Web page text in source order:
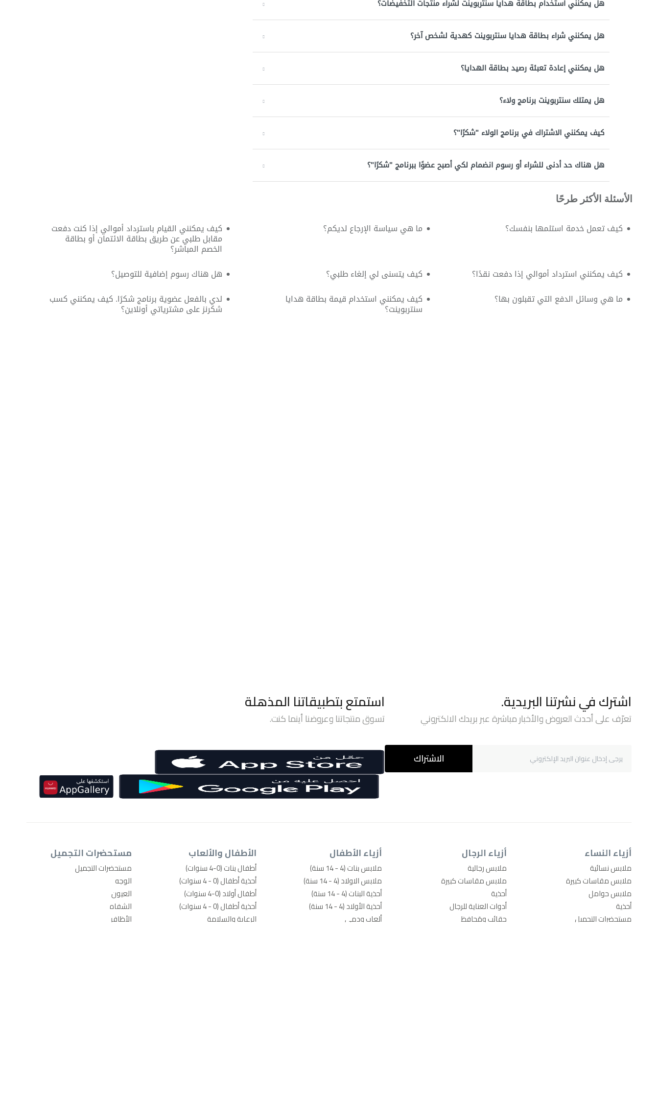
هل يمكنني استخدام بطاقة هدايا سنتربوينت لشراء منتجات التخفيضات؟
هل يمكنني شراء بطاقة هدايا سنتربوينت كهدية لشخص آخر؟
هل يمكنني إعادة تعبئة رصيد بطاقة الهدايا؟
هل يمتلك سنتربوينت برنامج ولاء؟
كيف يمكنني الاشتراك في برنامج الولاء "شكرًا"؟
هل هناك حد أدنى للشراء أو رسوم انضمام لكي أصبح عضوًا ببرنامج "شكرًا"؟
الأسئلة الأكثر طرحًا
كيف تعمل خدمة استلمها بنفسك؟ ما هي سياسة الإرجاع لديكم؟ كيف يمكنني القيام باسترداد أموالي إذا كنت دفعت
مقابل طلبي عن طريق بطاقة الائتمان أو بطاقة
الخصم المباشر؟
كيف يمكنني استرداد أموالي إذا دفعت نقدًا؟
كيف يتسنى لي إلغاء طلبي؟
هل هناك رسوم إضافية للتوصيل؟
ما هي وسائل الدفع التي تقبلون بها؟
كيف يمكنني استخدام قيمة بطاقة هدايا
سنتربوينت؟
لدي بالفعل عضوية برنامج شكرًا. كيف يمكنني كسب
شكرنز على مشترياتي أونلاين؟
اشترك في نشرتنا البريدية.
تعرّف على أحدث العروض والأخبار مباشرة عبر بريدك الالكتروني
الاشتراك
استمتع بتطبيقاتنا المذهلة
تسوق منتجاتنا وعروضنا أينما كنت.
أزياء النساء
ملابس نسائية
ملابس مقاسات كبيرة
ملابس حوامل
أحذية
مستحضرات التجميل
أزياء الرجال
ملابس رجالية
ملابس مقاسات كبيرة
أحذية
أدوات العناية للرجال
حقائب ومَحافِظ
أزياء الأطفال
ملابس بنات (4 - 14 سنة)
ملابس الاولاد (4 - 14 سنة)
أحذية البنات (4 - 14 سنة)
أحذية الأولاد (4 - 14 سنة)
ألعاب ودمى
الأطفال والألعاب
أطفال بنات (0-4 سنوات)
أحذية أطفال (0 - 4 سنوات)
أطفال أولاد (0-4 سنوات)
أحذية أطفال (0 - 4 سنوات)
الرعاية والسلامة
مستحضرات التجميل
مستحضرات التجميل
الوجه
العيون
الشفاه
الأظافر